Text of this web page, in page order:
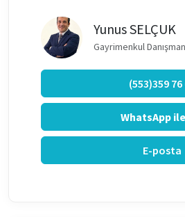
Yunus SELÇUK
Gayrimenkul
(553)359 76
WhatsApp
E-posta